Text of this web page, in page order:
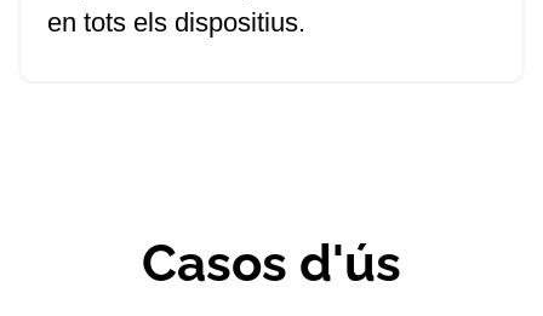
en tots els dispositius.
Casos d'ús